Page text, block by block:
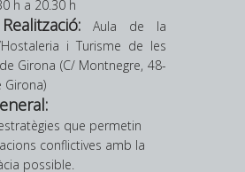
h a 20.30 h
Aula de la
i Turisme de les
Girona (C/ Montnegre, 48-
Girona)
que permetin
conflictives amb la
possible.